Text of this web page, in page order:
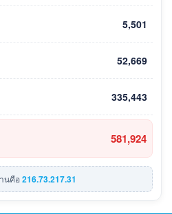
5,501
52,669
335,443
581,924
นคือ216.73.217.31